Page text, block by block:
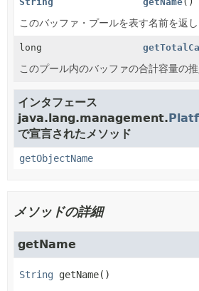
このバッファ・プールを表す名前を返し
long
このプール内のバッファの合計容量の推
インタフェース
java.lang.management.
で宣言されたメソッド
getObjectName
メソッドの詳細
getName
String getName()